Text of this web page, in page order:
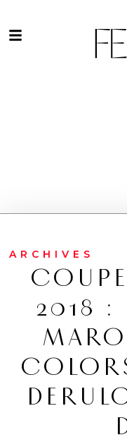
ARCHIVES
2018 :